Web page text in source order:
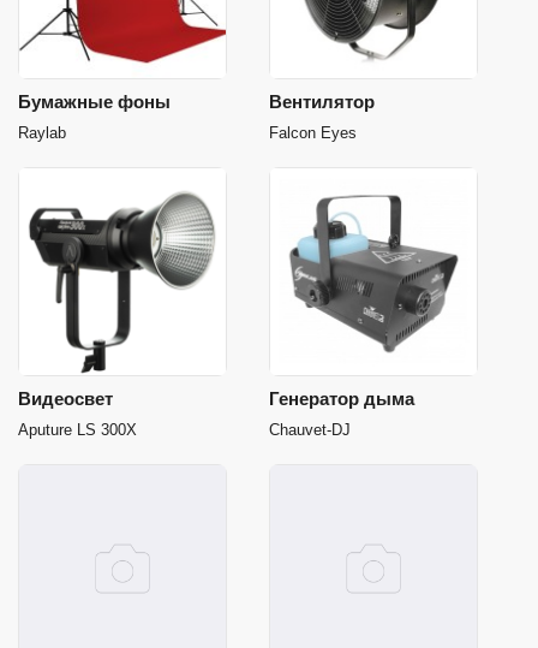
Бумажные фоны
Raylab
Вентилятор
Falcon Eyes
Видеосвет
Aputure LS 300X
Генератор дыма
Chauvet-DJ